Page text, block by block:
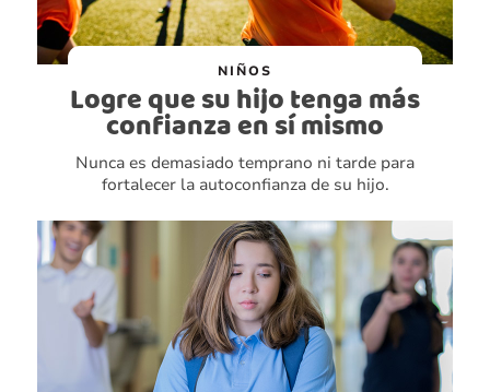
NIÑOS
Logre que su hijo tenga más
confianza en sí mismo
Nunca es demasiado temprano ni tarde para
fortalecer la autoconfianza de su hijo.